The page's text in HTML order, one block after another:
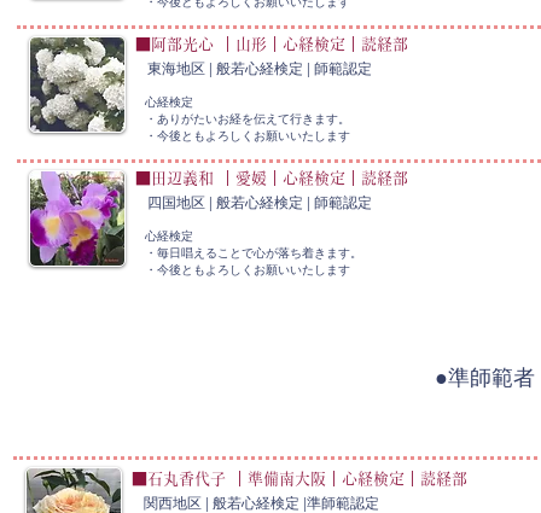
■阿部光心 ｜山形｜心経検定｜読経部
東海地区 | 般若心経検定 | 師範認定
心経検定
・ありがたいお経を伝えて行きます。
​・今後ともよろしくお願いいたします
■田辺義和 ｜愛媛｜心経検定｜読経部
四国地区 | 般若心経検定 | 師範認定
心経検定
・毎日唱えることで心が落ち着きます。
​・今後ともよろしくお願いいたします
●準師範
■石丸香代子 ｜準備南大阪｜心経検定｜読経部
関西地区 | 般若心経検定 |準師範認定